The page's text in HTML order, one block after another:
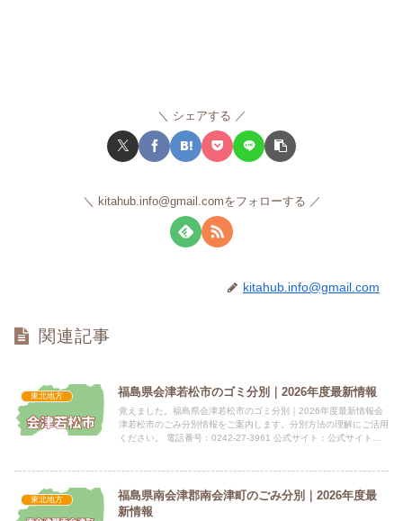
シェアする
kitahub.info@gmail.comをフォローする
kitahub.info@gmail.com
関連記事
東北地方 福島県会津若松市のゴミ分別｜2026年度最新情報
覚えました。福島県会津若松市のゴミ分別｜2026年度最新情報会
津若松市のごみ分別情報をご案内します。分別方法の理解にご活用
ください。 電話番号：0242-27-3961 公式サイト：公式サイト指
東北地方
福島県南会津郡南会津町のごみ分別｜2026年度最
新情報